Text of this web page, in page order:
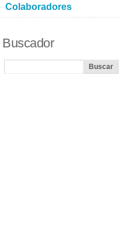
Colaboradores
Buscador